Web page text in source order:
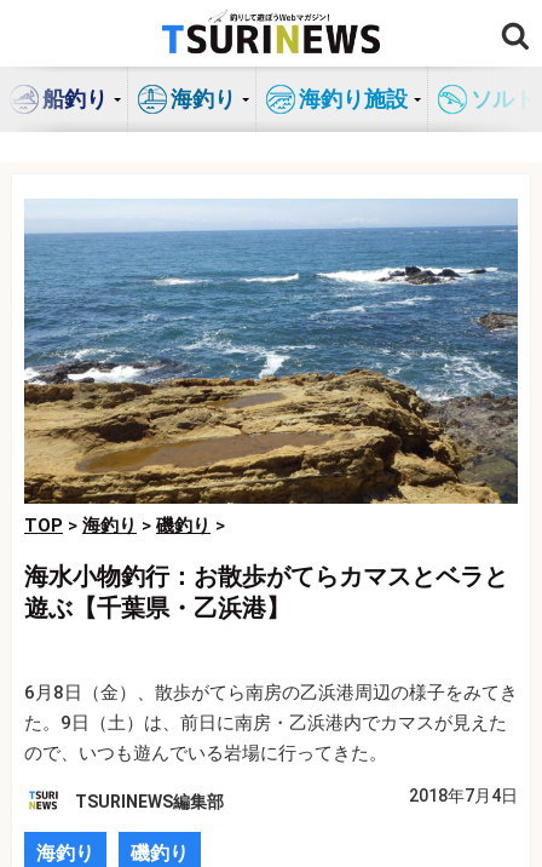
ン
船釣り 海釣り 海釣り施設 ソル
TOP > 海釣り > 磯釣り >
海水小物釣行：お散歩がてらカマスとベラと
遊ぶ【千葉県・乙浜港】
6月8日（金）、散歩がてら南房の乙浜港周辺の様子をみてき
た。9日（土）は、前日に南房・乙浜港内でカマスが見えた
ので、いつも遊んでいる岩場に行ってきた。
TSURINEWS編集部 2018年7月4日
海釣り 磯釣り